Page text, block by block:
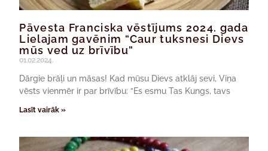
Pāvesta Franciska vēstījums 2024. gada
Lielajam gavēnim “Caur tuksnesi Dievs
mūs ved uz brīvību”
01.02.2024.
Dārgie brāļi un māsas! Kad mūsu Dievs atklāj sevi, Viņa
vēsts vienmēr ir par brīvību: “Es esmu Tas Kungs, tavs
Lasīt vairāk »